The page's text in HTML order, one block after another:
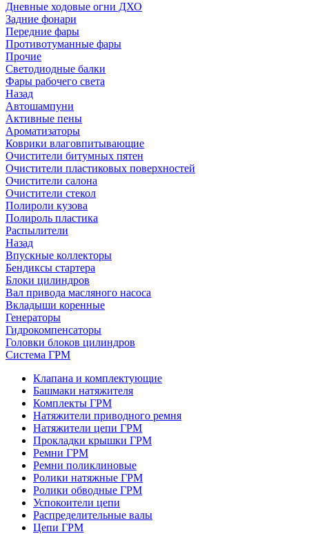
Дневные ходовые огни ДХО
Задние фонари
Передние фары
Противотуманные фары
Прочие
Светодиодные балки
Фары рабочего света
Назад
Автошампуни
Активные пены
Ароматизаторы
Коврики влаговпитывающие
Очистители битумных пятен
Очистители пластиковых поверхностей
Очистители салона
Очистители стекол
Полироли кузова
Полироль пластика
Распылители
Назад
Впускные коллекторы
Бендиксы стартера
Блоки цилиндров
Вал привода масляного насоса
Вкладыши коренные
Генераторы
Гидрокомпенсаторы
Головки блоков цилиндров
Система ГРМ
Клапана и комплектующие
Башмаки натяжителя
Комплекты ГРМ
Натяжители приводного ремня
Натяжители цепи ГРМ
Прокладки крышки ГРМ
Ремни ГРМ
Ремни поликлиновые
Ролики натяжные ГРМ
Ролики обводные ГРМ
Успокоители цепи
Распределительные валы
Цепи ГРМ